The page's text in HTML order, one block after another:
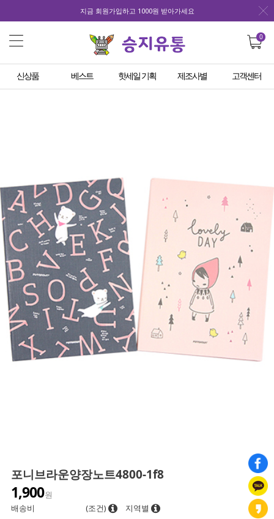
지금 회원가입하고 1000원 받아가세요
0
신상품 베스트 핫세일 기획 제조사별 고객센터
포니브라운양장노트4800-1f8
1,900원
배송비
(조건) 지역별